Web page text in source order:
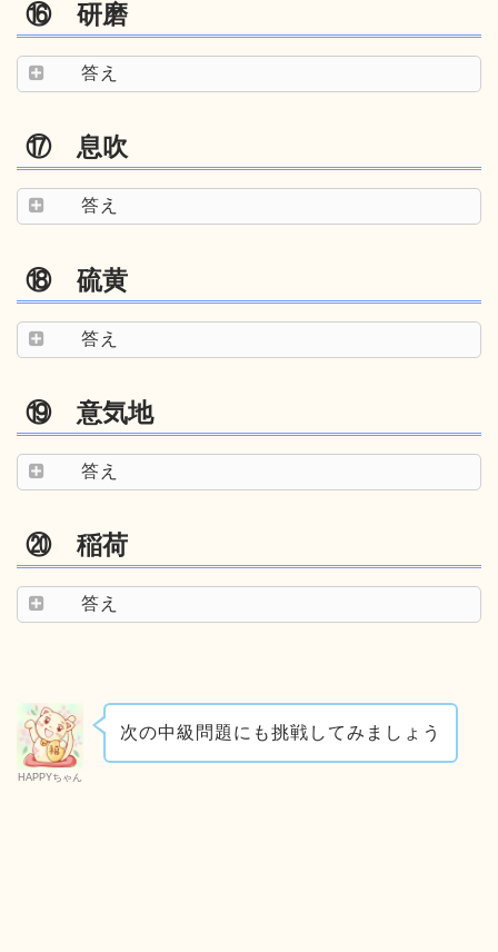
⑯ 研磨
答え
⑰ 息吹
答え
⑱ 硫黄
答え
⑲ 意気地
答え
⑳ 稲荷
答え
HAPPYちゃん
次の中級問題にも挑戦してみましょう